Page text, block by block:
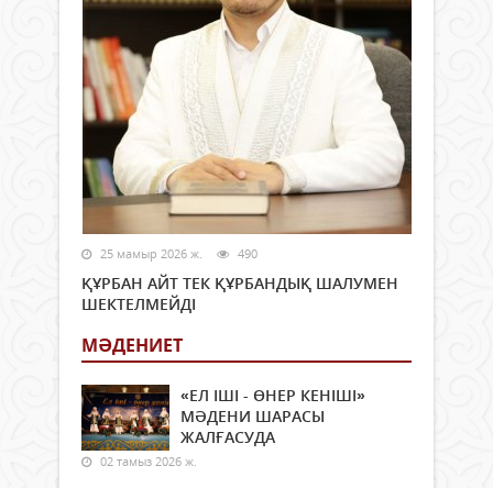
25 мамыр 2026 ж. 490
ҚҰРБАН АЙТ ТЕК ҚҰРБАНДЫҚ ШАЛУМЕН
ШЕКТЕЛМЕЙДІ
МӘДЕНИЕТ
«ЕЛ ІШІ - ӨНЕР КЕНІШІ»
МӘДЕНИ ШАРАСЫ
ЖАЛҒАСУДА
02 тамыз 2026 ж.